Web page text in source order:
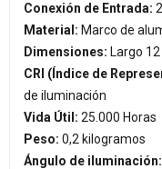
Conexión de Entrada:
Material: Marco de
Dimensiones: Largo
CRI (Índice de
de iluminación
Vida Útil: 25.000 Horas
Peso: 0,2 kilogramos
Ángulo de iluminación: